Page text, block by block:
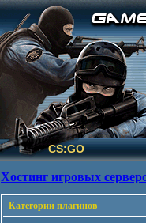
CS:GO
Хостинг игровых
Категории плагинов